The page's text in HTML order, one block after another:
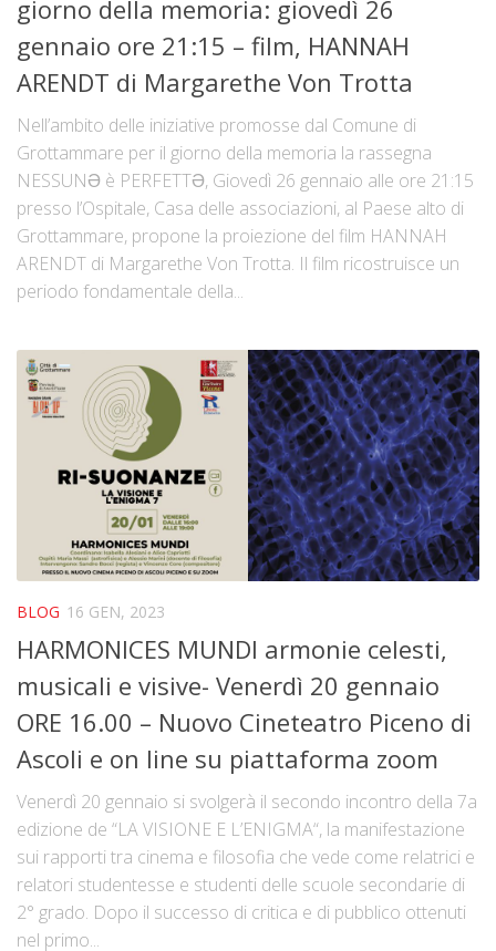
giorno della memoria: giovedì 26
gennaio ore 21:15 – film, HANNAH
ARENDT di Margarethe Von Trotta
Nell’ambito delle iniziative promosse dal Comune di
Grottammare per il giorno della memoria la rassegna
NESSUNƏ è PERFETTƏ, Giovedì 26 gennaio alle ore 21:15
presso l’Ospitale, Casa delle associazioni, al Paese alto di
Grottammare, propone la proiezione del film HANNAH
ARENDT di Margarethe Von Trotta. Il film ricostruisce un
periodo fondamentale della...
BLOG 16 GEN, 2023
HARMONICES MUNDI armonie celesti,
musicali e visive- Venerdì 20 gennaio
ORE 16.00 – Nuovo Cineteatro Piceno di
Ascoli e on line su piattaforma zoom
Venerdì 20 gennaio si svolgerà il secondo incontro della 7a
edizione de “LA VISIONE E L’ENIGMA“, la manifestazione
sui rapporti tra cinema e filosofia che vede come relatrici e
relatori studentesse e studenti delle scuole secondarie di
2° grado. Dopo il successo di critica e di pubblico ottenuti
nel primo...